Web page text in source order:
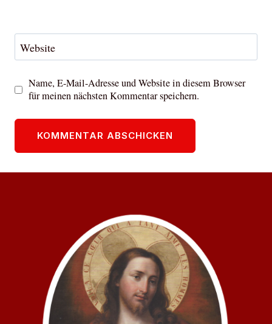
Website
Name, E-Mail-Adresse und Website in diesem Browser
für meinen nächsten Kommentar speichern.